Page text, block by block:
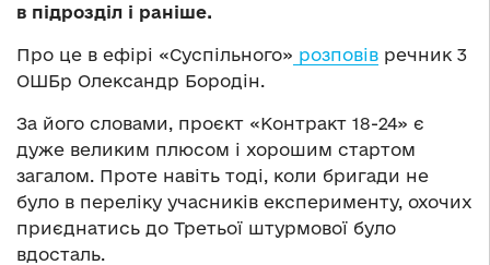
в підрозділ і раніше.
Про це в ефірі «Суспільного» розповів речник 3
ОШБр Олександр Бородін.
За його словами, проєкт «Контракт 18-24» є
дуже великим плюсом і хорошим стартом
загалом. Проте навіть тоді, коли бригади не
було в переліку учасників експерименту, охочих
приєднатись до Третьої штурмової було
вдосталь.